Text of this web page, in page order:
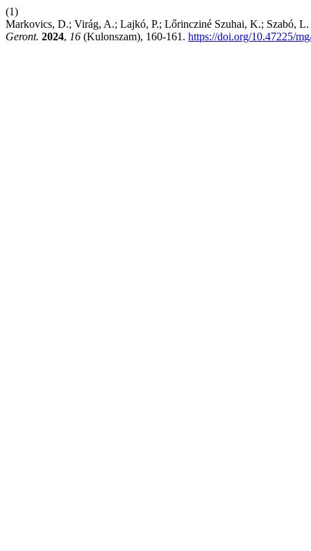
(1)
Markovics, D.; Virág, A.; Lajkó, P.; Lőrincziné Szuhai, K.; Szabó,
Geront. 2024, 16 (Kulonszam), 160-161. https://doi.org/10.47225/